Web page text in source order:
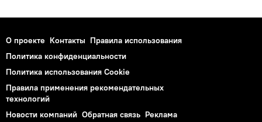
О проекте Контакты Правила использования
Политика конфиденциальности
Политика использования Cookie
Правила применения рекомендательных
технологий
Новости компаний Обратная связь Реклама